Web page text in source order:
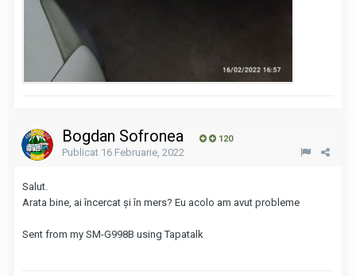
Bogdan Sofronea 120
Publicat 16 Februarie, 2022
Salut.
Arata bine, ai încercat și în mers? Eu acolo am avut probleme
Sent from my SM-G998B using Tapatalk